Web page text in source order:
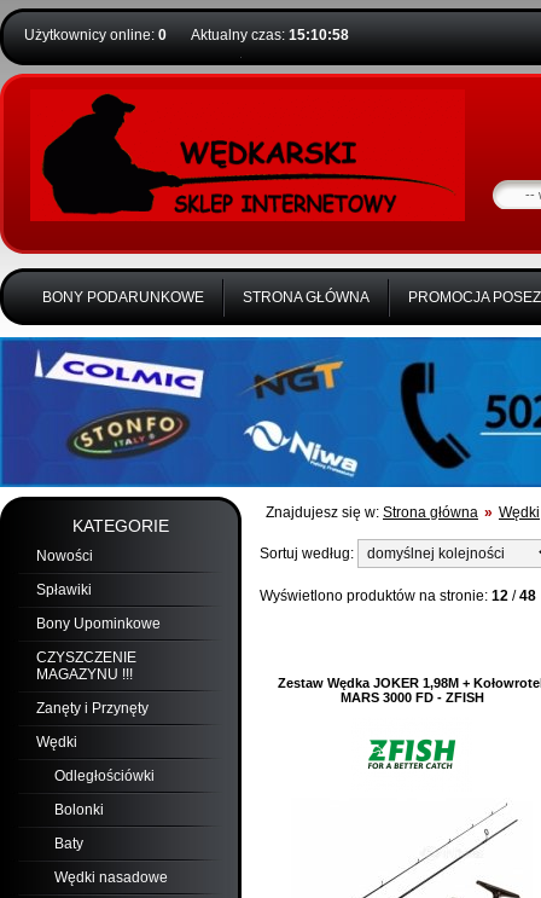
Użytkownicy online: 0 Aktualny czas: 15:10:59
BONY PODARUNKOWE STRONA GŁÓWNA PROMOCJA
KATEGORIE
Nowości
Spławiki
Bony Upominkowe
CZYSZCZENIE
MAGAZYNU !!!
Zanęty i Przynęty
Wędki
Odległościówki
Bolonki
Baty
Wędki nasadowe
Znajdujesz się w: Strona główna » Wędki
Sortuj według:
Wyświetlono produktów na stronie: 12 /48
Zestaw Wędka JOKER 1,98M +
MARS 3000 FD - ZFISH